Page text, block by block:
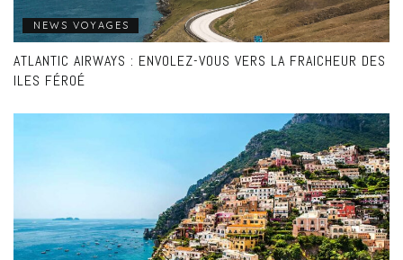
NEWS VOYAGES
ATLANTIC AIRWAYS : ENVOLEZ-VOUS VERS LA FRAICHEUR DES
ILES FÉROÉ